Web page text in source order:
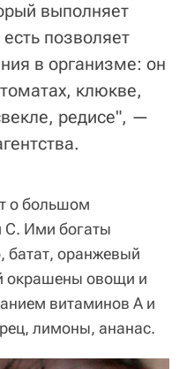
выполняет
позволяет
в организме: он
клюкве,
редисе", —
о большом
C. Ими богаты
батат, оранжевый
окрашены овощи и
витаминов А и
лимоны, ананас.